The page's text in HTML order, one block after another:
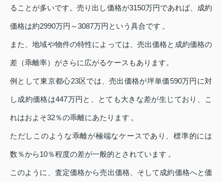
ることが多いです。売り出し価格が3150万円であれば、成約
価格は約2990万円～3087万円という具合です 。
また、地域や物件の特性によっては、売出価格と成約価格の
差（乖離率）がさらに広がるケースもあります。
例として東京都心23区では、売出価格が坪単価590万円に対
し成約価格は447万円と、とても大きな差が生じており、こ
れはおよそ32％の乖離にあたります 。
ただしこのような乖離が極端なケースであり、標準的には
数％から10％程度の差が一般的とされています 。
このように、査定価格から売出価格、そして成約価格へと価